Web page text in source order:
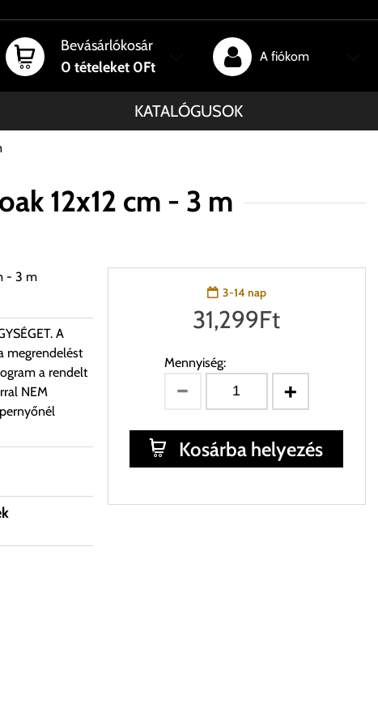
Bevásárlókosár
0 tételeket 0Ft
A fiókom
KATALÓGUSOK
12x12 cm - 3 m
- 3 m
A
megrendelést
a rendelt
NEM
3-14 nap
31,299Ft
Mennyiség:
Kosárba helyezés